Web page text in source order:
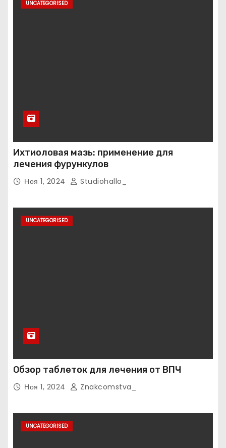
UNCATEGORISED
Ихтиоловая мазь: применение для
лечения фурункулов
Ноя 1, 2024 Studiohallo_
UNCATEGORISED
Обзор таблеток для лечения от ВПЧ
Ноя 1, 2024 Znakcomstva_
UNCATEGORISED